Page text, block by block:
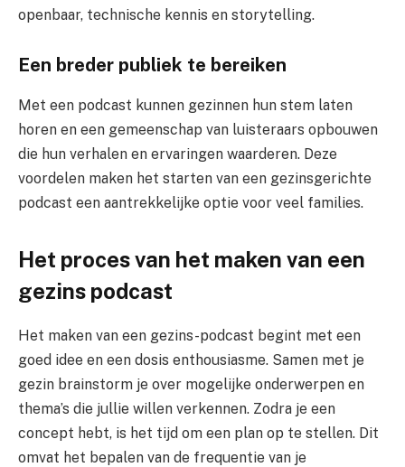
openbaar, technische kennis en storytelling.
Een breder publiek te bereiken
Met een podcast kunnen gezinnen hun stem laten
horen en een gemeenschap van luisteraars opbouwen
die hun verhalen en ervaringen waarderen. Deze
voordelen maken het starten van een gezinsgerichte
podcast een aantrekkelijke optie voor veel families.
Het proces van het maken van een
gezins podcast
Het maken van een gezins-podcast begint met een
goed idee en een dosis enthousiasme. Samen met je
gezin brainstorm je over mogelijke onderwerpen en
thema’s die jullie willen verkennen. Zodra je een
concept hebt, is het tijd om een plan op te stellen. Dit
omvat het bepalen van de frequentie van je